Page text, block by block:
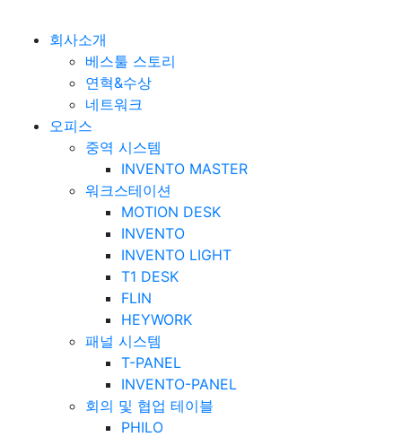
베스툴 Bestuhl
회사소개
베스툴 스토리
연혁&수상
네트워크
오피스
중역 시스템
INVENTO MASTER
워크스테이션
MOTION DESK
INVENTO
INVENTO LIGHT
T1 DESK
FLIN
HEYWORK
패널 시스템
T-PANEL
INVENTO-PANEL
회의 및 협업 테이블
PHILO